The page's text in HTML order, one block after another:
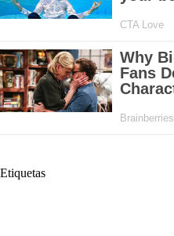
Etiquetas